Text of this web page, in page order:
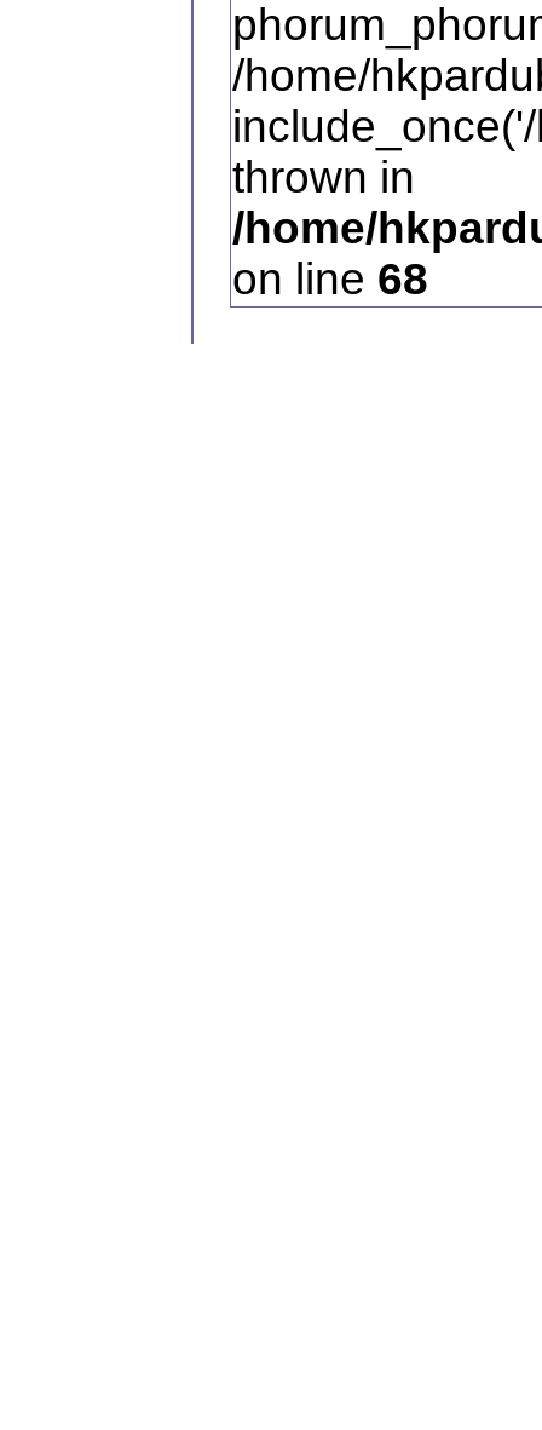
/home/
thrown in
/home/
on line 68